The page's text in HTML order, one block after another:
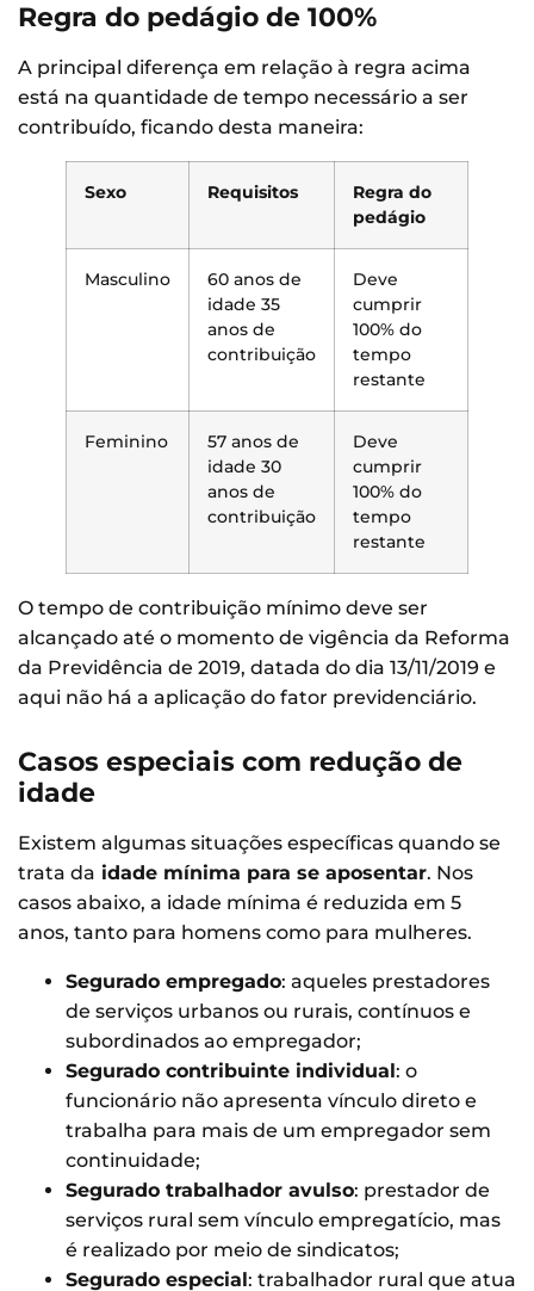
Regra do pedágio de 100%
A principal diferença em relação à regra acima
está na quantidade de tempo necessário a ser
contribuído, ficando desta maneira:
Sexo Requisitos
Regra do
pedágio
Masculino
60 anos de
idade 35
anos de
contribuição
Deve
cumprir
100% do
tempo
restante
Feminino
57 anos de
idade 30
anos de
contribuição
Deve
cumprir
100% do
tempo
restante
O tempo de contribuição mínimo deve ser
alcançado até o momento de vigência da Reforma
da Previdência de 2019, datada do dia 13/11/2019 e
aqui não há a aplicação do fator previdenciário.
Casos especiais com redução de
idade
Existem algumas situações específicas quando se
trata da idade mínima para se aposentar. Nos
casos abaixo, a idade mínima é reduzida em 5
anos, tanto para homens como para mulheres.
Segurado empregado: aqueles prestadores
de serviços urbanos ou rurais, contínuos e
subordinados ao empregador;
Segurado contribuinte individual: o
funcionário não apresenta vínculo direto e
trabalha para mais de um empregador sem
continuidade;
Segurado trabalhador avulso: prestador de
serviços rural sem vínculo empregatício, mas
é realizado por meio de sindicatos;
Segurado especial: trabalhador rural que atua